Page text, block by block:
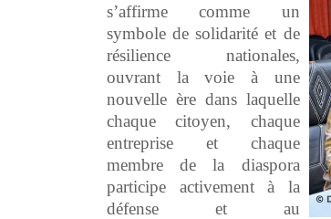
s’affirme comme un
symbole de solidarité et de
résilience nationales,
ouvrant la voie à une
nouvelle ère dans laquelle
chaque citoyen, chaque
entreprise et chaque
membre de la diaspora
participe activement à la
défense et au